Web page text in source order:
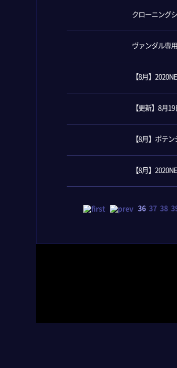
クローニング
ヴァンダル専
【8月】
【更新】8月
【8月】ポテ
【8月】
36 37 38